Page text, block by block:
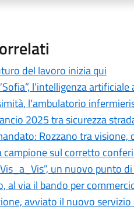
del lavoro inizia qui
l’intelligenza
l'ambulatorio
2025 tra sicurezza
Rozzano tra
sul corretto
Vis_a_Vis”, un nuovo punto
al via il bando per
avviato il nuovo